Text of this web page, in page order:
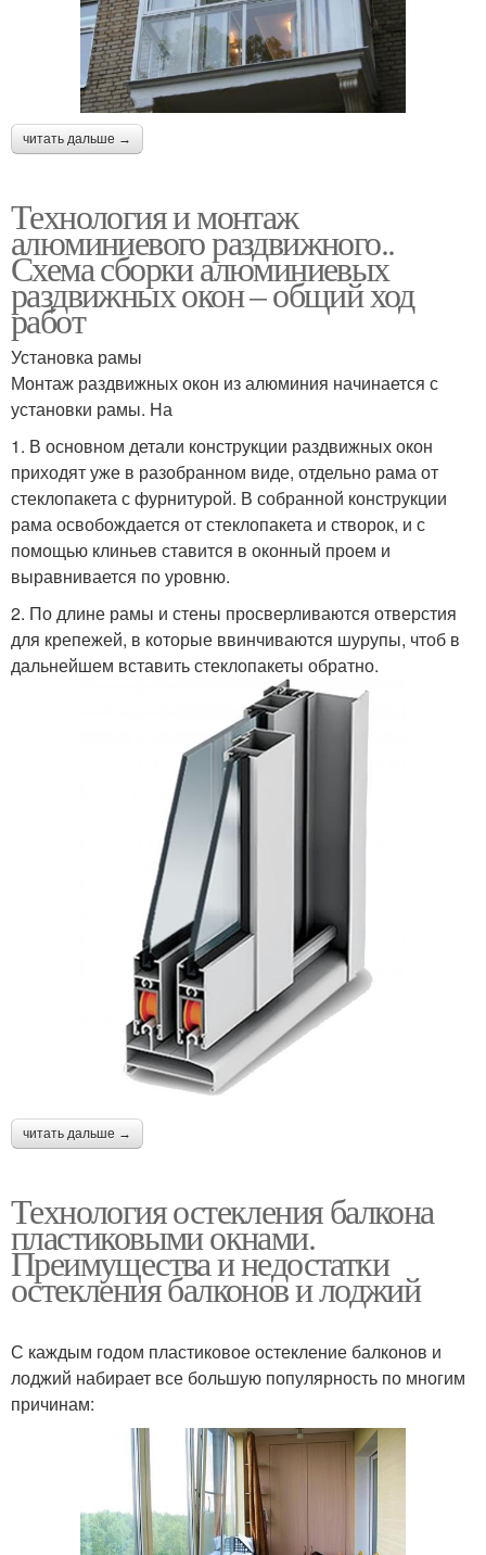
читать дальше →
Технология и монтаж
алюминиевого раздвижного..
Схема сборки алюминиевых
раздвижных окон – общий ход
работ
Установка рамы
Монтаж раздвижных окон из алюминия начинается с
установки рамы. На
1. В основном детали конструкции раздвижных окон
приходят уже в разобранном виде, отдельно рама от
стеклопакета с фурнитурой. В собранной конструкции
рама освобождается от стеклопакета и створок, и с
помощью клиньев ставится в оконный проем и
выравнивается по уровню.
2. По длине рамы и стены просверливаются отверстия
для крепежей, в которые ввинчиваются шурупы, чтоб в
дальнейшем вставить стеклопакеты обратно.
читать дальше →
Технология остекления балкона
пластиковыми окнами.
Преимущества и недостатки
остекления балконов и лоджий
С каждым годом пластиковое остекление балконов и
лоджий набирает все большую популярность по многим
причинам: